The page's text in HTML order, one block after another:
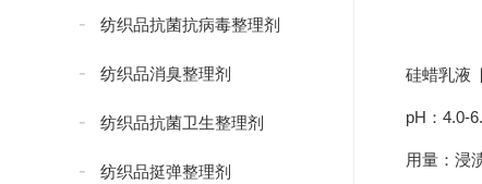
纺织品抗菌抗病毒整理剂
纺织品消臭整理剂
纺织品抗菌卫生整理剂
纺织品挺弹整理剂
硅蜡乳液
pH：4.0-
用量：浸